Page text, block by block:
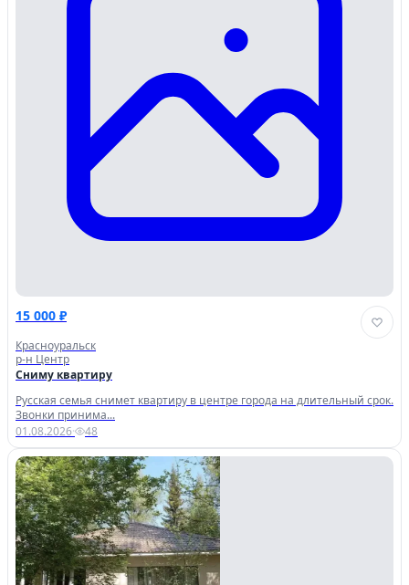
15 000 ₽
Красноуральск
р-н Центр
Сниму квартиру
Русская семья снимет квартиру в центре города на длительный срок.
Звонки принима...
01.08.2026· 48